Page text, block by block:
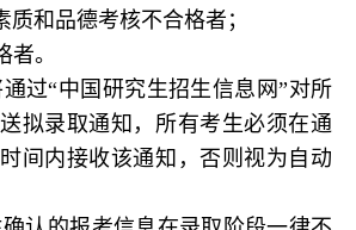
质和品德考核不合格者；
。
通过“中国研究生招生信息网”对所
拟录取通知，所有考生必须在通
间内接收该通知，否则视为自动